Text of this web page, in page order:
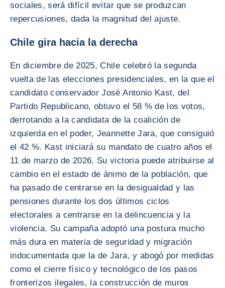
sociales, será difícil evitar que se produzcan
repercusiones, dada la magnitud del ajuste.
Chile gira hacia la derecha
En diciembre de 2025, Chile celebró la segunda
vuelta de las elecciones presidenciales, en la que el
candidato conservador José Antonio Kast, del
Partido Republicano, obtuvo el 58 % de los votos,
derrotando a la candidata de la coalición de
izquierda en el poder, Jeannette Jara, que consiguió
el 42 %. Kast iniciará su mandato de cuatro años el
11 de marzo de 2026. Su victoria puede atribuirse al
cambio en el estado de ánimo de la población, que
ha pasado de centrarse en la desigualdad y las
pensiones durante los dos últimos ciclos
electorales a centrarse en la delincuencia y la
violencia. Su campaña adoptó una postura mucho
más dura en materia de seguridad y migración
indocumentada que la de Jara, y abogó por medidas
como el cierre físico y tecnológico de los pasos
fronterizos ilegales, la construcción de muros